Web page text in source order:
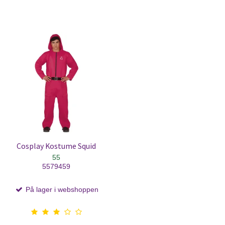
Cosplay Kostume Squid
55
5579459
På lager i webshoppen